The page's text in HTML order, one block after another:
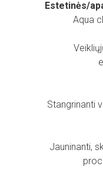
Estetinės/
Aqua
Stangrinanti
Jauninanti,